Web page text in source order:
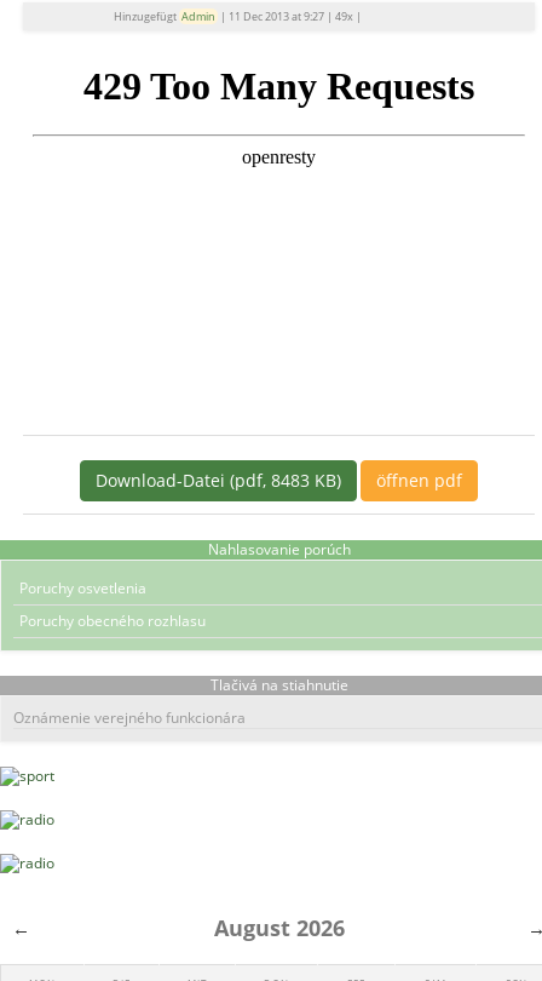
HinzugefügtAdmin | 11 Dec 2013 at 9:27 |49x |
Download-Datei (pdf, 8483 KB) öffnen pdf
Nahlasovanie porúch
Poruchy osvetlenia
Poruchy obecného rozhlasu
Tlačivá na stiahnutie
Oznámenie verejného funkcionára
← August 2026